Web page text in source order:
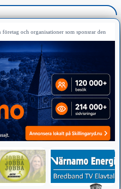
och organisationer som sponsrar den